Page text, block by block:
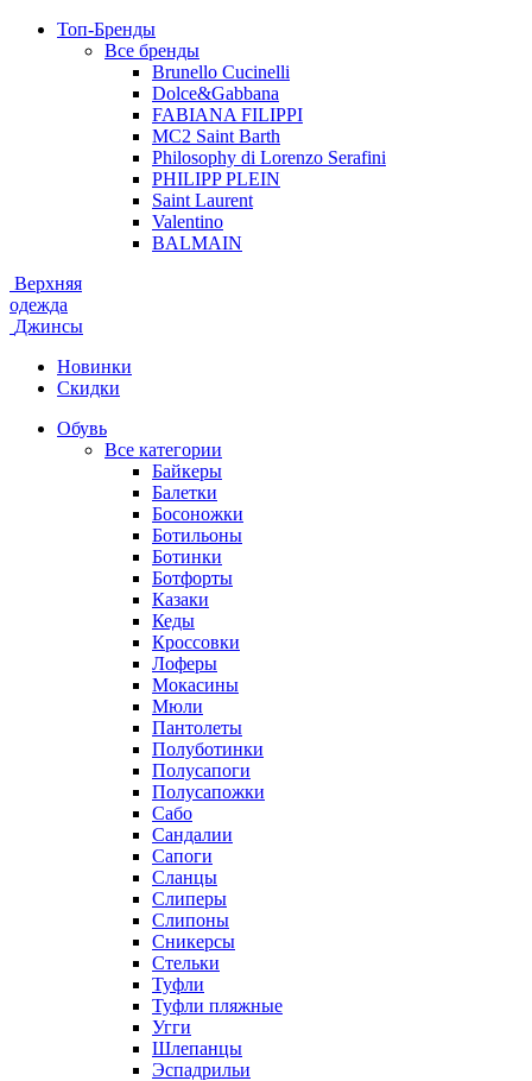
Топ-Бренды
Все бренды
Brunello Cucinelli
Dolce&Gabbana
FABIANA FILIPPI
MC2 Saint Barth
Philosophy di Lorenzo Serafini
PHILIPP PLEIN
Saint Laurent
Valentino
BALMAIN
Верхняя
одежда
Джинсы
Новинки
Скидки
Обувь
Все категории
Байкеры
Балетки
Босоножки
Ботильоны
Ботинки
Ботфорты
Казаки
Кеды
Кроссовки
Лоферы
Мокасины
Мюли
Пантолеты
Полуботинки
Полусапоги
Полусапожки
Сабо
Сандалии
Сапоги
Сланцы
Слиперы
Слипоны
Сникерсы
Стельки
Туфли
Туфли пляжные
Угги
Шлепанцы
Эспадрильи